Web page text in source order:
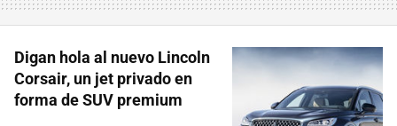
Digan hola al nuevo Lincoln
Corsair, un jet privado en
forma de SUV premium